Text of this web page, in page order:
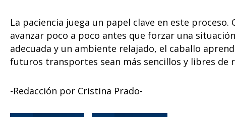
La paciencia juega un papel clave en este
avanzar poco a poco antes que forzar una
adecuada y un ambiente relajado, el caballo
futuros transportes sean más sencillos y libres de
-Redacción por Cristina Prado-